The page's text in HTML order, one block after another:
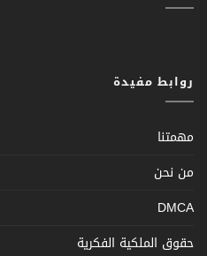
روابط مفيدة
مهمتنا
من نحن
DMCA
حقوق الملكية الفكرية